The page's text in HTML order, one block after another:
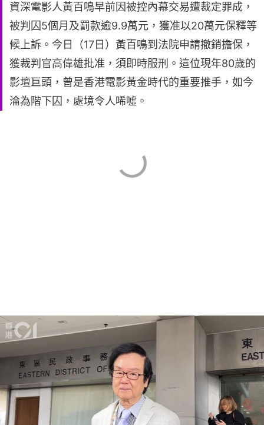
資深電影人黃百鳴早前因被控內幕交易遭裁定罪成，
被判囚5個月及罰款逾9.9萬元，獲准以20萬元保釋等
候上訴。今日（17日）黃百鳴到法院申請撤銷擔保，
獲裁判官高偉雄批准，須即時服刑。這位現年80歲的
影壇巨頭，曾是香港電影黃金時代的重要推手，如今
淪為階下囚，處境令人唏噓。